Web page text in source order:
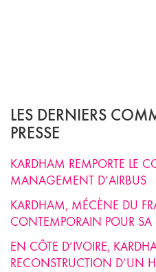
LES DERNIERS
PRESSE
KARDHAM REMPORTE LE
MANAGEMENT D’AIRBUS
KARDHAM, MÉCÈNE DU
CONTEMPORAIN POUR
EN CÔTE D’IVOIRE,
RECONSTRUCTION D’UN